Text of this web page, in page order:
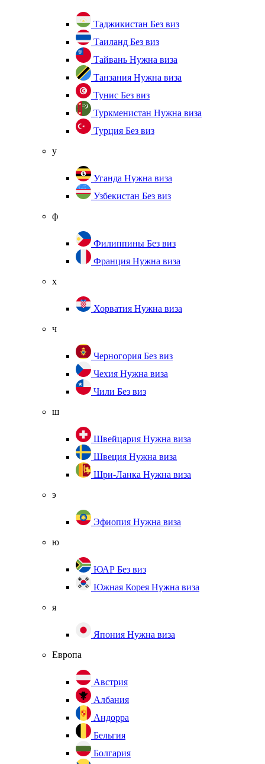
Таджикистан Без виз
Таиланд Без виз
Тайвань Нужна виза
Танзания Нужна виза
Тунис Без виз
Туркменистан Нужна виза
Турция Без виз
у
Уганда Нужна виза
Узбекистан Без виз
ф
Филиппины Без виз
Франция Нужна виза
х
Хорватия Нужна виза
ч
Черногория Без виз
Чехия Нужна виза
Чили Без виз
ш
Швейцария Нужна виза
Швеция Нужна виза
Шри-Ланка Нужна виза
э
Эфиопия Нужна виза
ю
ЮАР Без виз
Южная Корея Нужна виза
я
Япония Нужна виза
Европа
Австрия
Албания
Андорра
Бельгия
Болгария